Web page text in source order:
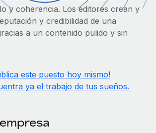
Management
a autónomos globalmente.
HH. en tus flujos de trabajo sin
con otras empresas.
crecimiento.
de pagos a autónomos
de divisas y tiempos de pago para
globales.
CON REMOTE
Iniciar sesión
y coherencia. Los editores crean y
y credibilidad de una
a un contenido pulido y sin
este puesto hoy mismo!
ya el trabajo de tus sueños.